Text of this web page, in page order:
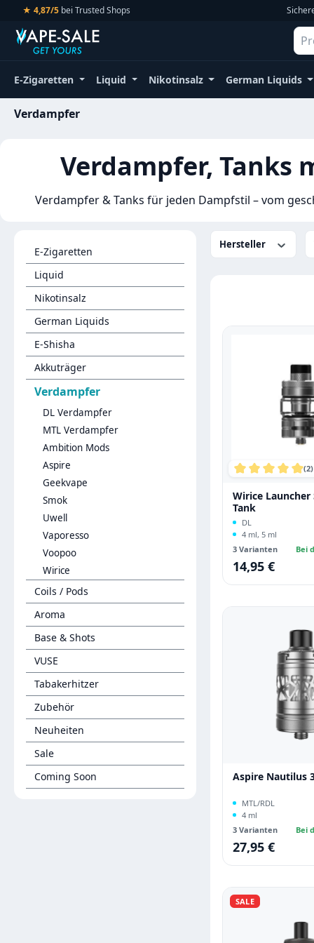
Hauptinhalt springen
Zur Suche springen
Zur Hauptnavigation springen
★ 4,87/5 bei Trusted Shops
E-Zigaretten Liquid Nikotinsalz German Liquids
Verdampfer
Verdampfer, Tanks
Verdampfer & Tanks für jeden Dampfstil – vom
E-Zigaretten
Liquid
Nikotinsalz
German Liquids
E-Shisha
Akkuträger
Verdampfer
DL Verdampfer
MTL Verdampfer
Ambition Mods
Aspire
Geekvape
Smok
Uwell
Vaporesso
Voopoo
Wirice
Coils / Pods
Aroma
Base & Shots
VUSE
Tabakerhitzer
Zubehör
Neuheiten
Sale
Coming Soon
Hersteller
(2)
Wirice Launcher
Tank
DL
4 ml, 5 ml
3 Varianten
Bei
Regulärer Preis:
14,95 €
Aspire Nautilus
MTL/RDL
4 ml
3 Varianten
Bei
Regulärer Preis:
27,95 €
SALE